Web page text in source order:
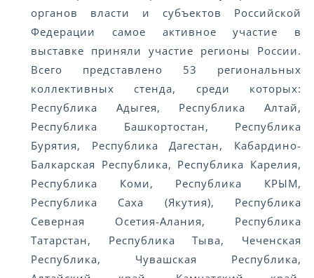
органов власти и субъектов Российской
Федерации самое активное участие в
выставке приняли участие регионы России.
Всего представлено 53 региональных
коллективных стенда, среди которых:
Республика Адыгея, Республика Алтай,
Республика Башкортостан, Республика
Бурятия, Республика Дагестан, Кабардино-
Балкарская Республика, Республика Карелия,
Республика Коми, Республика КРЫМ,
Республика Саха (Якутия), Республика
Северная Осетия-Алания, Республика
Татарстан, Республика Тыва, Чеченская
Республика, Чувашская Республика,